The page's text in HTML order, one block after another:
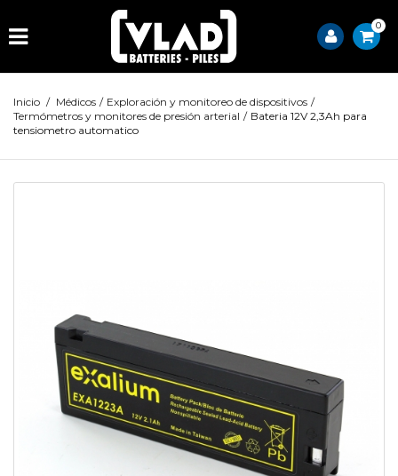
0
Inicio / Médicos / Exploración y monitoreo de dispositivos /
Termómetros y monitores de presión arterial / Bateria 12V 2,3Ah para
tensiometro automatico